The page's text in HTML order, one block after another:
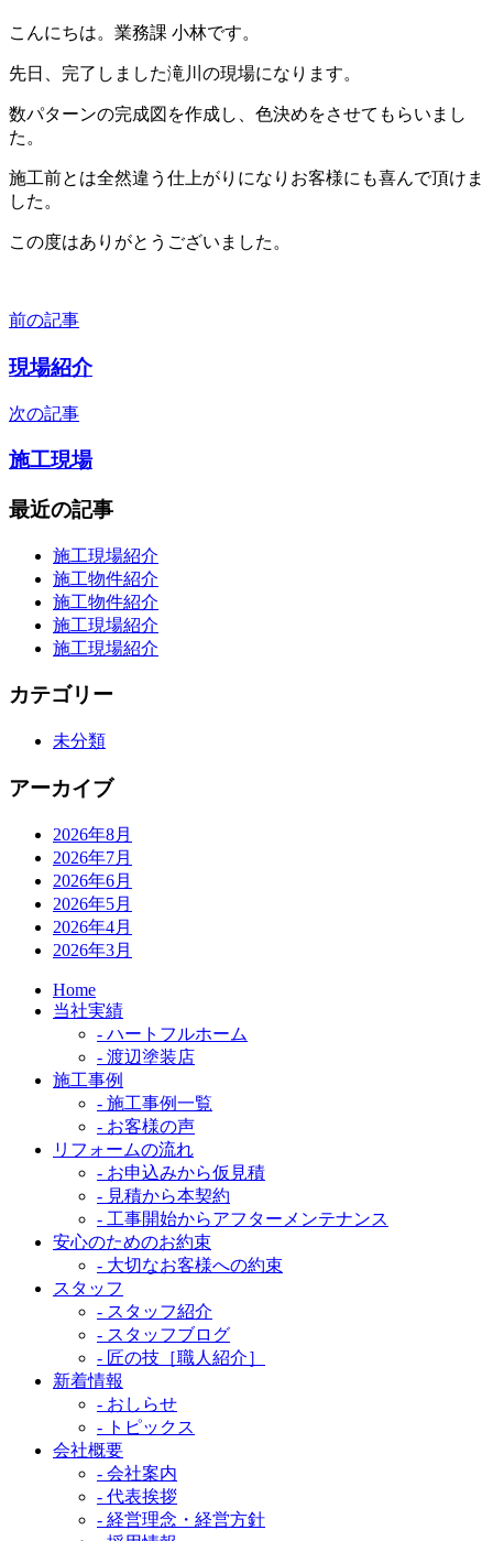
こんにちは。業務課 小林です。
先日、完了しました滝川の現場になります。
数パターンの完成図を作成し、色決めをさせてもらいまし
た。
施工前とは全然違う仕上がりになりお客様にも喜んで頂けま
した。
この度はありがとうございました。
投
稿
ビ
ゲ
ー
前の記事
現場紹介
次の記事
施工現場
最近の記事
施工現場紹介
施工物件紹介
施工物件紹介
施工現場紹介
施工現場紹介
カテゴリー
未分類
アーカイブ
2026年8月
2026年7月
2026年6月
2026年5月
2026年4月
2026年3月
Home
当社実績
- ハートフルホーム
- 渡辺塗装店
施工事例
- 施工事例一覧
- お客様の声
リフォームの流れ
- お申込みから仮見積
- 見積から本契約
- 工事開始からアフターメンテナンス
安心のためのお約束
- 大切なお客様への約束
スタッフ
- スタッフ紹介
- スタッフブログ
- 匠の技［職人紹介］
新着情報
- おしらせ
- トピックス
会社概要
- 会社案内
- 代表挨拶
- 経営理念・経営方針